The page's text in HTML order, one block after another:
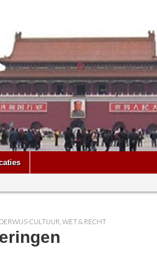
CULTUUR WET & RECHT